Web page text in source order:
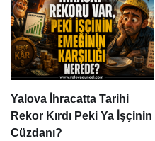
Yalova İhracatta Tarihi
Rekor Kırdı Peki Ya İşçinin
Cüzdanı?